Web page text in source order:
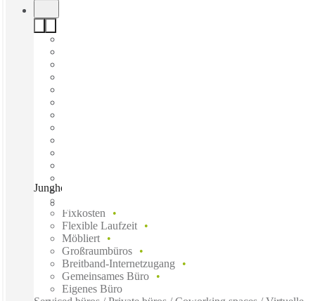
Junghofstrasse, Frankfurt, 60311
Fixkosten
Flexible Laufzeit
Möbliert
Großraumbüros
Breitband-Internetzugang
Gemeinsames Büro
Eigenes Büro